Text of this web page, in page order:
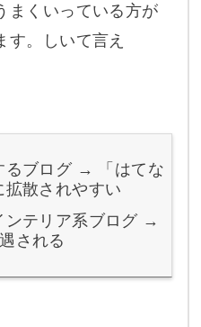
まくいっている方が
す。しいて言え
るブログ → 「はてな
拡散されやすい
ンテリア系ブログ →
される